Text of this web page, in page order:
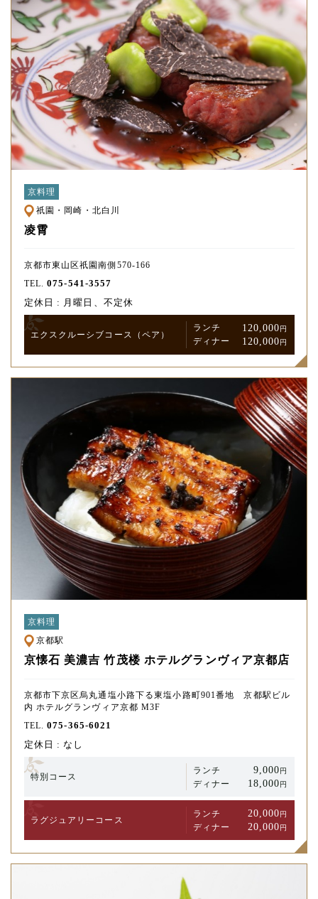
京料理
祇園・岡崎・北白川
凌霄
京都市東山区祇園南側570-166
TEL.075-541-3557
定休日 : 月曜日、不定休
エクスクルーシブコース （ペア）
ランチ 120,000円
ディナー 120,000円
京料理
京都駅
京懐石 美濃吉 竹茂楼 ホテルグランヴィア京都店
京都市下京区烏丸通塩小路下る東塩小路町901番地 京都駅ビル
内 ホテルグランヴィア京都 M3F
TEL.075-365-6021
定休日 : なし
特別コース
ランチ 9,000円
ディナー 18,000円
ラグジュアリー コース
ランチ 20,000円
ディナー 20,000円